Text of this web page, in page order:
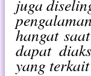
juga
hangat
dapat
yang